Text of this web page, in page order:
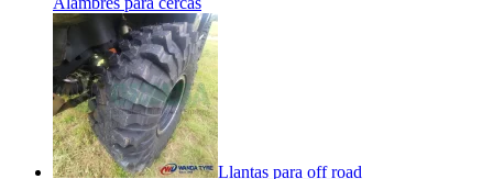
Llantas para off road